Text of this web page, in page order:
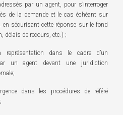
par un agent, pour s’interroger
de la demande et le cas échéant sur
en sécurisant cette réponse sur le fond
délais de recours, etc.) ;
représentation dans le cadre d’un
un agent devant une juridiction
dans les procédures de référé